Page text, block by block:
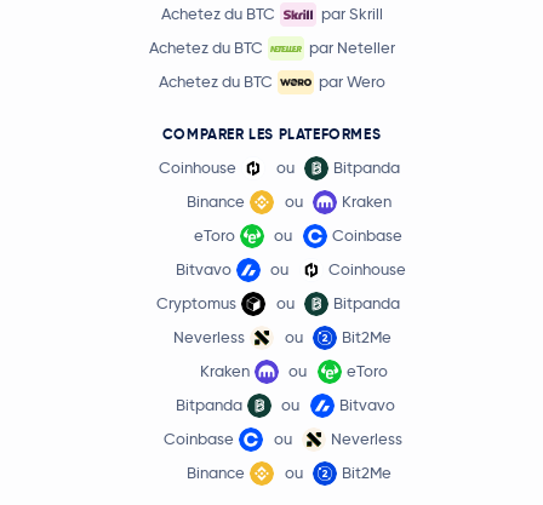
Achetez du BTC
par Skrill
Achetez du BTC
par Neteller
Achetez du BTC
par Wero
COMPARER LES PLATEFORMES
Coinhouse ou
Bitpanda
Binance
ou
Kraken
eToro
ou
Coinbase
Bitvavo
ou
Coinhouse
Cryptomus
ou
Bitpanda
Neverless
ou
Bit2Me
Kraken
ou
eToro
Bitpanda
ou
Bitvavo
Coinbase
ou
Neverless
Binance
ou Bit2Me